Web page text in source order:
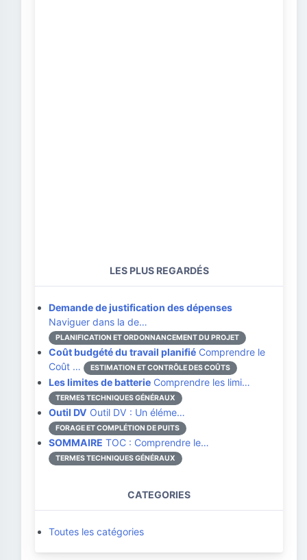
LES PLUS REGARDÉS
Demande de justification des dépenses
Naviguer dans la de…
PLANIFICATION ET ORDONNANCEMENT DU PROJET
Coût budgété du travail planifié Comprendre le
Coût …
ESTIMATION ET CONTRÔLE DES COÛTS
Les limites de batterie Comprendre les limi…
TERMES TECHNIQUES GÉNÉRAUX
Outil DV Outil DV : Un éléme…
FORAGE ET COMPLÉTION DE PUITS
SOMMAIRE TOC : Comprendre le…
TERMES TECHNIQUES GÉNÉRAUX
CATEGORIES
Toutes les catégories